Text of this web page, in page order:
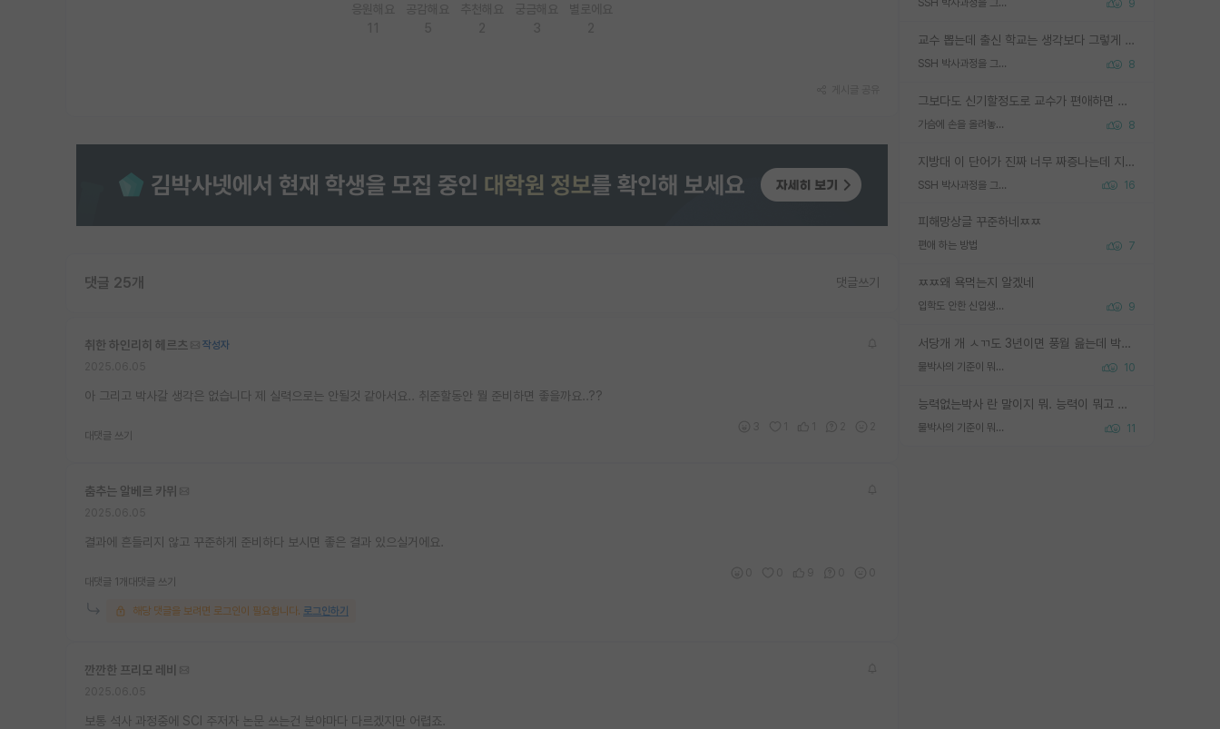
SSH 박사과정을 그만두고 지방대 박사로 옮기면 교수의 꿈은 끝일까요? 9
교수 뽑는데 출신 학교는 생각보다 그렇게 안 봄. 앞으로는 더 안 보게 될거임. 박사는 어디서 진행해도 됨. 단, 제대로 쌓고 좋은 실적 만들 수 있다면. 그런데 지방대는 그럴 가능성이 지극히 낮음. 나만 열심히 잘 하면 된다? 인간은 주변 환경에 지배되는 나약한 존재임. 주변의 지방대 대학원생과 섞이고 지방 특유의 여유로움 또는 나쁘게 얘기해서 나태함에 젖어 살다보면 교수의 꿈 자체를 잊어버리게 될 가능성도 있음. 주변 환경이 70~80%임.
SSH 박사과정을 그만두고 지방대 박사로 옮기면 교수의 꿈은 끝일까요? 8
그보다도 신기할정도로 교수가 편애하면 그사람만 논문이 되더라구요 내용이 다른 사람보다 허접해도요
가슴에 손을 올려놓고 싫어하는 사람 불공정하게 리뷰 8
지방대 이 단어가 진짜 너무 짜증나는데 지방대면 다 그냥 쓰레기인가요? 무슨 말 같지도 않은 댓글들이 있는건지??? 지방에도 충분히 좋은 대학 많고 충분히 잘하는 교수님들 많습니다 포항공대 4개 IST 대표 지거국들 여기 모두 다 지방에 있고 여기 출신들 중에 교수하는 분들 적지 않습니다 지거국 출신이 무슨 교수를 하냐?라고 생각할 사람들 많은데 상위 대표 지거국에 아웃라이어들 많습니다 결국 개인의 연구역량과 실적이 중요합니다 이 역량을 펼치는데 있어서 지도교수와의 합도 중요합니다. 그리고 경력이 필요하면 해외포닥까지 다녀오세요
SSH 박사과정을 그만두고 지방대 박사로 옮기면 교수의 꿈은 끝일까요? 16
피해망상글 꾸준하네ㅉㅉ
편애 하는 방법 7
ㅉㅉ왜 욕먹는지 알겠네
입학도 안한 신입생이 원래 관심을 받나요 9
서당개 개 ㅅㄲ도 3년이면 풍월 읊는데 박사 5년 이상 대리고 있으면서 물된건 교수 탓 맞는ㄱ게 거기가 서당이 아니란 소리임
물박사의 기준이 뭐임? 10
능력없는박사 란 말이지 뭐. 능력이 뭐고 능력이 있다는게 뭔지는 사람마다 기준이 다르니까 얘기해봐야 서로 자기 기준만 얘기해서 논쟁이 끝이 안나고. 주위에서 능력있고 야심있는 신입생이 교수가 유의미한 피드백을 아예 안주면서 제대로된 과제에 참여해볼 기회도 제공하지 않고 잡일 뺑뺑이만 돌려서 맨날 단순작업만 하면서 밤새다가 눈빛이 점점 죽어가는걸 본 사람은 물박사는 교수탓이라고 하고, 교수는 이것저것 알려도 주고 기회도 주고 사수 동기 붙여주면서 어떻게든 끌고가려고 하는데 본인이 매일 뺀질거리면서 출근 하는둥마는둥 하다가 기껏 와서도 폰이나 쳐다보다가 실험 망치고 저녁약속있어서 먼저 가볼게요~ 하는걸 본 사람은 물박사는 본인탓이라고 함.
물박사의 기준이 뭐임? 11
댓글 25개 댓글쓰기
취한 하인리히 헤르츠
작성자
아 그리고 박사갈 생각은 없습니다 제 실력으로는 안될것 같아서요.. 취준할동안 뭘 준비하면 좋을까요..??
대댓글 쓰기
춤추는 알베르 카뮈
결과에 흔들리지 않고 꾸준하게 준비하다 보시면 좋은 결과 있으실거에요.
대댓글 1개 대댓글 쓰기
해당 댓글을 보려면 로그인이 필요합니다. 로그인하기
깐깐한 프리모 레비
보통 석사 과정중에 SCI 주저자 논문 쓰는건 분야마다 다르겠지만 어렵죠.